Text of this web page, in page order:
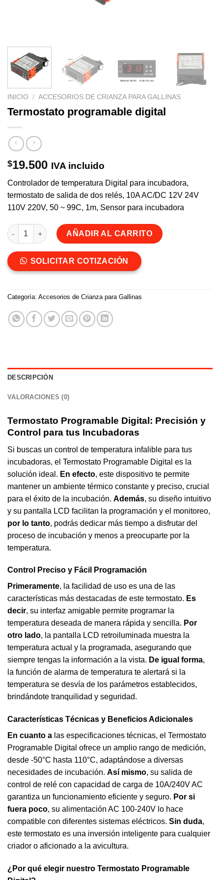
INICIO / ACCESORIOS DE CRIANZA PARA GALLINAS
Termostato programable digital
$19.500 IVA incluido
Controlador de temperatura Digital para incubadora,
termostato de salida de dos relés, 10A AC/DC 12V 24V
110V 220V, 50 ~ 99C, 1m, Sensor para incubadora
Termostato programable digital cantidad
AÑADIR AL CARRITO
SOLICITAR COTIZACIÓN
Categoría: Accesorios de Crianza para Gallinas
DESCRIPCIÓN
VALORACIONES (0)
Termostato Programable Digital: Precisión y
Control para tus Incubadoras
Si buscas un control de temperatura infalible para tus
incubadoras, el Termostato Programable Digital es la
solución ideal. En efecto, este dispositivo te permite
mantener un ambiente térmico constante y preciso, crucial
para el éxito de la incubación. Además, su diseño intuitivo
y su pantalla LCD facilitan la programación y el monitoreo,
por lo tanto, podrás dedicar más tiempo a disfrutar del
proceso de incubación y menos a preocuparte por la
temperatura.
Control Preciso y Fácil Programación
Primeramente, la facilidad de uso es una de las
características más destacadas de este termostato. Es
decir, su interfaz amigable permite programar la
temperatura deseada de manera rápida y sencilla. Por
otro lado, la pantalla LCD retroiluminada muestra la
temperatura actual y la programada, asegurando que
siempre tengas la información a la vista. De igual forma,
la función de alarma de temperatura te alertará si la
temperatura se desvía de los parámetros establecidos,
brindándote tranquilidad y seguridad.
Características Técnicas y Beneficios Adicionales
En cuanto a las especificaciones técnicas, el Termostato
Programable Digital ofrece un amplio rango de medición,
desde -50°C hasta 110°C, adaptándose a diversas
necesidades de incubación. Así mismo, su salida de
control de relé con capacidad de carga de 10A/240V AC
garantiza un funcionamiento eficiente y seguro. Por si
fuera poco, su alimentación AC 100-240V lo hace
compatible con diferentes sistemas eléctricos. Sin duda,
este termostato es una inversión inteligente para cualquier
criador o aficionado a la avicultura.
¿Por qué elegir nuestro Termostato Programable